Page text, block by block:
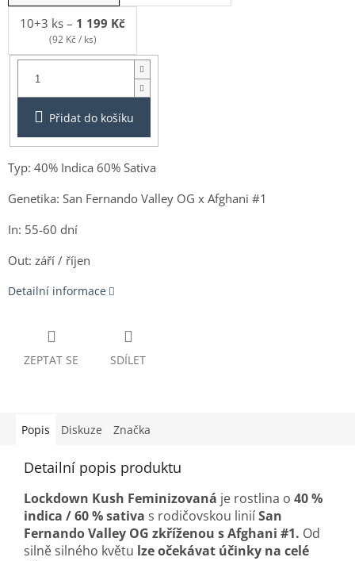
10+3 ks – 1 199 Kč
(92 Kč / ks)
Balení:
3+1ks
Přidat do košíku
Typ: 40% Indica 60% Sativa
Genetika: San Fernando Valley OG x Afghani #1
In: 55-60 dní
Out: září / říjen
Detailní informace
ZEPTAT SE SDÍLET
Popis Diskuze Značka
Detailní popis produktu
Lockdown Kush Feminizovaná je rostlina o 40 %
indica / 60 % sativa s rodičovskou liniíSan
Fernando Valley OG zkříženou s Afghani #1. Od
silně silného květu lze očekávat účinky na celé